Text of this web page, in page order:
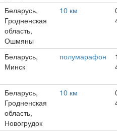
Беларусь,
Гродненская
область,
Ошмяны
10 км
Беларусь,
Минск
полумарафон
Беларусь,
Гродненская
область,
Новогрудок
10 км